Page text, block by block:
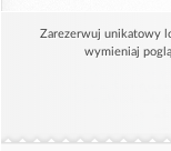
Zarezerwuj unikatowy
wymieniaj